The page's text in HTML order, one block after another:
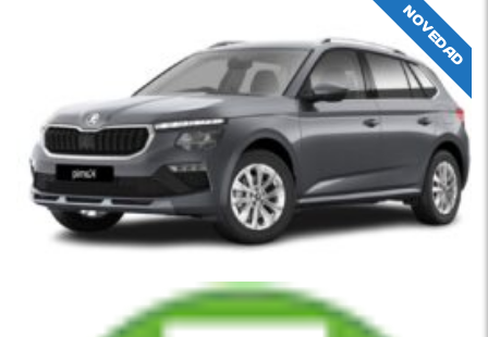
NOVEDAD